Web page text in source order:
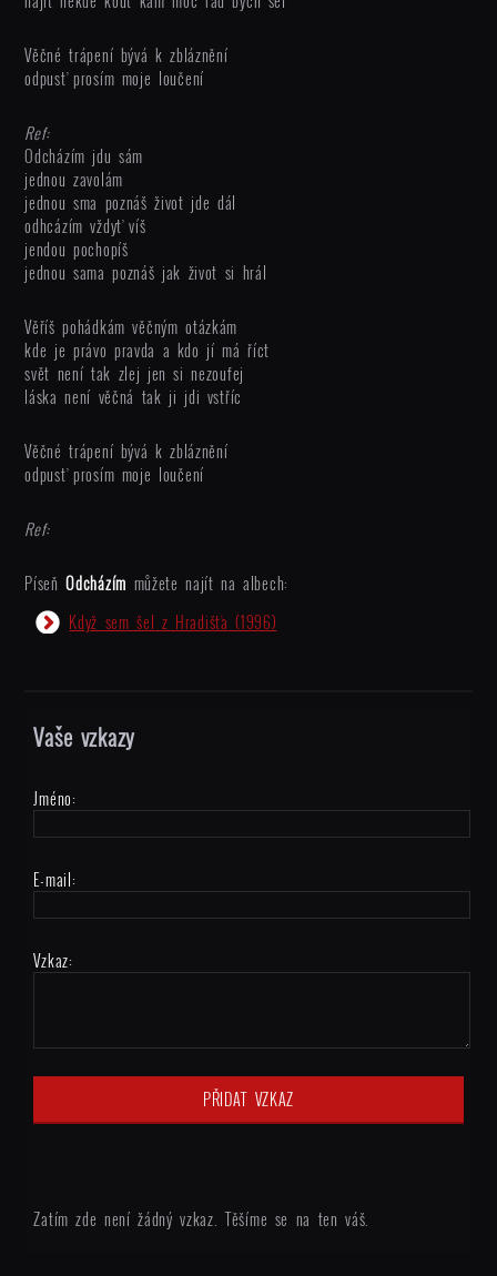
Věčné trápení bývá k zbláznění
odpusť prosím moje loučení
Ref:
Odcházím jdu sám
jednou zavolám
jednou sma poznáš život jde dál
odhcázím vždyť víš
jendou pochopíš
jednou sama poznáš jak život si hrál
Věříš pohádkám věčným otázkám
kde je právo pravda a kdo jí má říct
svět není tak zlej jen si nezoufej
láska není věčná tak ji jdi vstříc
Věčné trápení bývá k zbláznění
odpusť prosím moje loučení
Ref:
PíseňOdcházím můžete najít na albech:
Když sem šel z Hradišťa (1996)
Vaše vzkazy
Jméno:
E-mail:
Vzkaz:
Zatím zde není žádný vzkaz. Těšíme se na ten váš.